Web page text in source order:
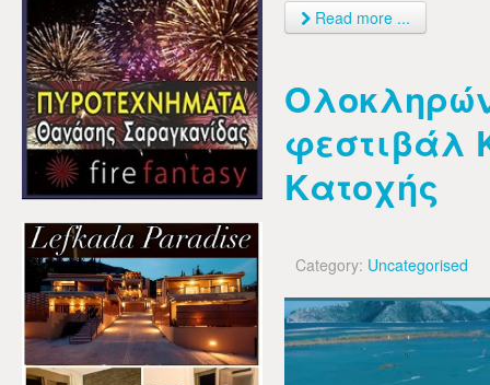
Read more ...
φεστιβάλ
Κατοχής
Category: Uncategorised